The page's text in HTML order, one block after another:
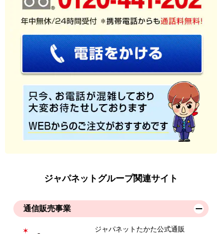
ジャパネットグループ関連サイト
通信販売事業
ジャパネットたかた公式通販